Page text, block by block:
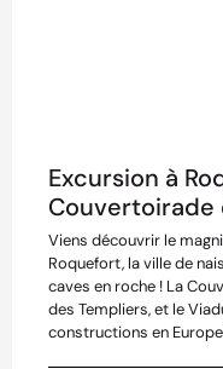
Excursion à
Couvertoirade
Viens découvrir le
Roquefort, la ville de
caves en roche ! La
des Templiers, et le
constructions en